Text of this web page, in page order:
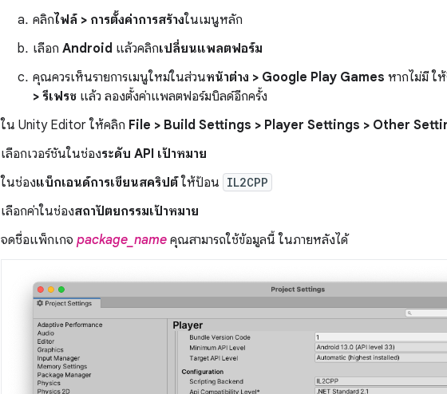
คลิกไฟล์ > การตั้งค่าการสร้างในเมนูหลัก
เลือก Android แล้วคลิกเปลี่ยนแพลตฟอร์ม
คุณควรเห็นรายการเมนูใหม่ในส่วนหน้าต่าง > Google Play Games หากไม่มี ใ
> รีเฟรช แล้ว ลองตั้งค่าแพลตฟอร์มบิลด์อีกครั้ง
ใน Unity Editor ให้คลิก File > Build Settings > Player Settings > Other
เลือกเวอร์ชันในช่องระดับ API เป้าหมาย
ในช่องแบ็กเอนด์การเขียนสคริปต์ให้ป้อน IL2CPP
เลือกค่าในช่องสถาปัตยกรรมเป้าหมาย
จดชื่อแพ็กเกจ package_name คุณสามารถใช้ข้อมูลนี้ ในภายหลังได้